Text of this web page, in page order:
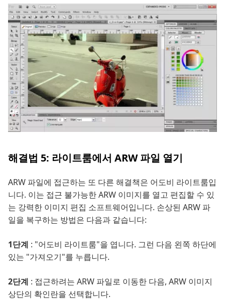
해결법 5: 라이트룸에서 ARW 파일 열기
ARW 파일에 접근하는 또 다른 해결책은 어도비 라이트룸입
니다. 이는 접근 불가능한 ARW 이미지를 열고 편집할 수 있
는 강력한 이미지 편집 소프트웨어입니다. 손상된 ARW 파
일을 복구하는 방법은 다음과 같습니다:
1단계 : "어도비 라이트룸"을 엽니다. 그런 다음 왼쪽 하단에
있는 "가져오기"를 누릅니다.
2단계 : 접근하려는 ARW 파일로 이동한 다음, ARW 이미지
상단의 확인란을 선택합니다.